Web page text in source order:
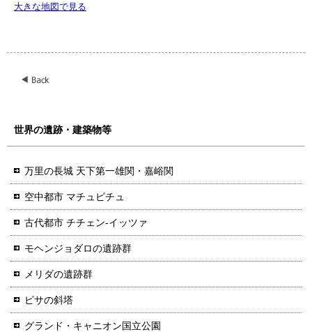
大きな地図で見る
世界の遺跡・建築物等
万里の長城 天下第一雄関・嘉峪関
空中都市 マチュピチュ
古代都市 チチェン-イッツァ
モヘンジョダロの遺跡群
メリダの遺跡群
ピサの斜塔
グランド・キャニオン国立公園